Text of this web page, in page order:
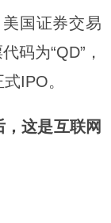
国证券交易
码为“QD”，
IPO。
这是互联网